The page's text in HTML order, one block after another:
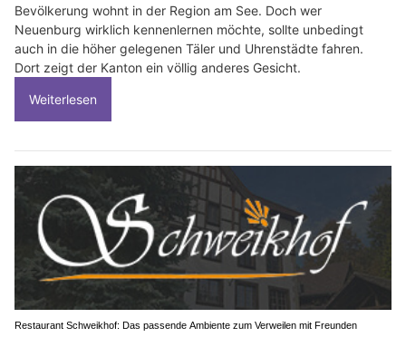
Bevölkerung wohnt in der Region am See. Doch wer
Neuenburg wirklich kennenlernen möchte, sollte unbedingt
auch in die höher gelegenen Täler und Uhrenstädte fahren.
Dort zeigt der Kanton ein völlig anderes Gesicht.
Weiterlesen
Restaurant Schweikhof: Das passende Ambiente zum Verweilen mit Freunden